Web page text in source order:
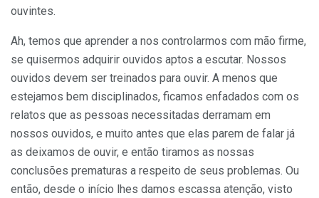
ouvintes.
Ah, temos que aprender a nos controlarmos com mão firme,
se quisermos adquirir ouvidos aptos a escutar. Nossos
ouvidos devem ser treinados para ouvir. A menos que
estejamos bem disciplinados, ficamos enfadados com os
relatos que as pessoas necessitadas derramam em
nossos ouvidos, e muito antes que elas parem de falar já
as deixamos de ouvir, e então tiramos as nossas
conclusões prematuras a respeito de seus problemas. Ou
então, desde o início lhes damos escassa atenção, visto